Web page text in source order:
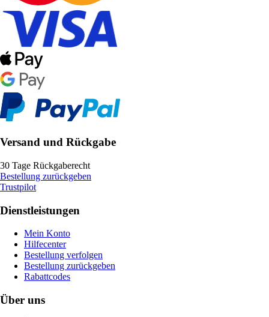
Versand und Rückgabe
30 Tage Rückgaberecht
Bestellung zurückgeben
Trustpilot
Dienstleistungen
Mein Konto
Hilfecenter
Bestellung verfolgen
Bestellung zurückgeben
Rabattcodes
Über uns